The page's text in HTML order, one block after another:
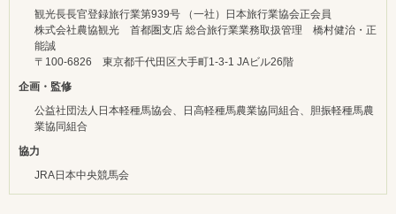
観光長長官登録旅行業第939号 （一社）日本旅行業協会正会員
株式会社農協観光 首都圏支店 総合旅行業業務取扱管理 橋村健治・正
能誠
〒100-6826 東京都千代田区大手町1-3-1 JAビル26階
企画・監修
公益社団法人日本軽種馬協会、日高軽種馬農業協同組合、胆振軽種馬農
業協同組合
協力
JRA日本中央競馬会